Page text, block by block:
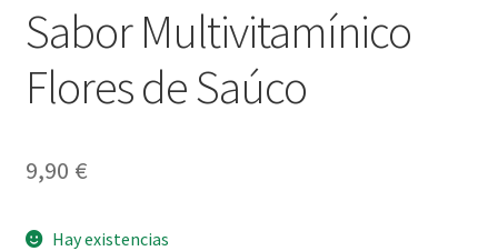
Sabor Multivitamínico
Flores de Saúco
9,90 €
Hay existencias